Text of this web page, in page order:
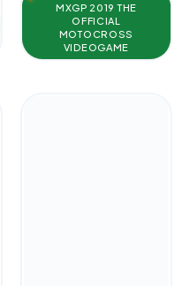
MXGP 2019 THE
OFFICIAL
MOTOCROSS
VIDEOGAME